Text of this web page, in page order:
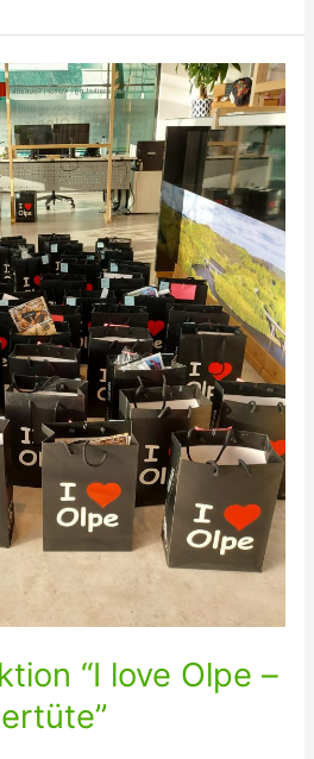
“I love Olpe –